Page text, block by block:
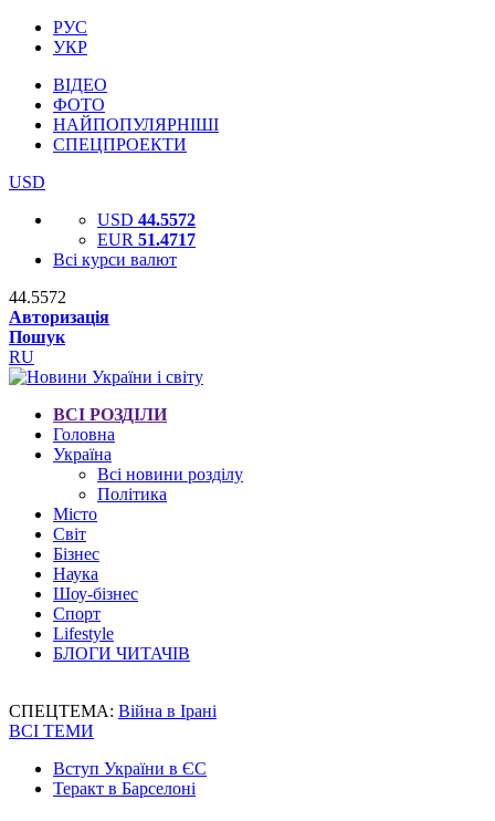
РУС
УКР
ВІДЕО
ФОТО
НАЙПОПУЛЯРНІШІ
СПЕЦПРОЕКТИ
USD
USD 44.5572
EUR 51.4717
Всі курси валют
44.5572
Авторизація
Пошук
RU
ВСІ РОЗДІЛИ
Головна
Україна
Всі новини розділу
Політика
Місто
Світ
Бізнес
Наука
Шоу-бізнес
Спорт
Lifestyle
БЛОГИ ЧИТАЧІВ
СПЕЦТЕМА: Війна в Ірані
ВСІ ТЕМИ
Вступ України в ЄС
Теракт в Барселоні